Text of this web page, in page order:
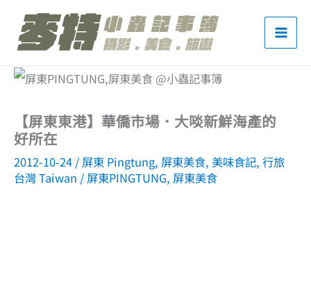
【屏東東港】華僑市場．大啖新鮮海產的
好所在
2012-10-24 / 屏東 Pingtung, 屏東美食, 美味食記, 行旅
台灣 Taiwan / 屏東PINGTUNG, 屏東美食